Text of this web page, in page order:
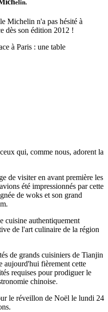
elin.
Michelin n'a pas hésité à
dès son édition 2012 !
qui, comme nous, adorent la
de visiter en avant première les
été impressionnés par cette
de woks et son grand
cuisine authentiquement
de l'art culinaire de la région
de grands cuisiniers de Tianjin
aujourd'hui fièrement cette
requises pour prodiguer le
chinoise.
le réveillon de Noël le lundi 24